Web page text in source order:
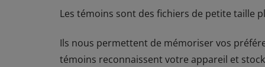
Les témoins sont des fichiers de petite taille
Ils nous permettent de mémoriser vos
témoins reconnaissent votre appareil et